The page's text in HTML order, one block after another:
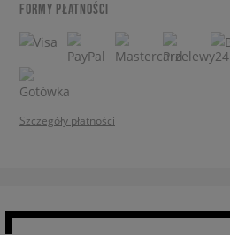
FORMY PŁATNOŚCI
Szczegóły płatności